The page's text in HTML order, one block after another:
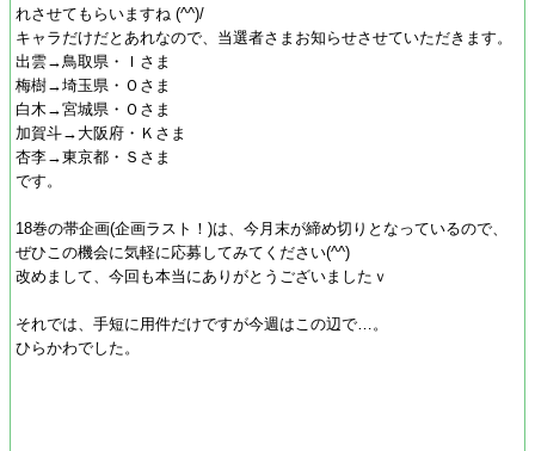
れさせてもらいますね (^^)/
キャラだけだとあれなので、当選者さまお知らせさせていただきます。
出雲→鳥取県・Ｉさま
梅樹→埼玉県・Ｏさま
白木→宮城県・Ｏさま
加賀斗→大阪府・Ｋさま
杏李→東京都・Ｓさま
です。
18巻の帯企画(企画ラスト！)は、今月末が締め切りとなっているので、
ぜひこの機会に気軽に応募してみてください(^^)
改めまして、今回も本当にありがとうございましたｖ
それでは、手短に用件だけですが今週はこの辺で…。
ひらかわでした。